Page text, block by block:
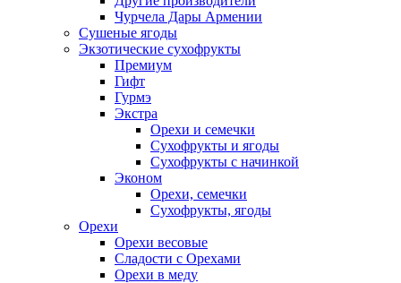
Чурчела Дары Армении
Сушеные ягоды
Экзотические сухофрукты
Премиум
Гифт
Гурмэ
Экстра
Орехи и семечки
Сухофрукты и ягоды
Сухофрукты с начинкой
Эконом
Орехи, семечки
Сухофрукты, ягоды
Орехи
Орехи весовые
Сладости с Орехами
Орехи в меду